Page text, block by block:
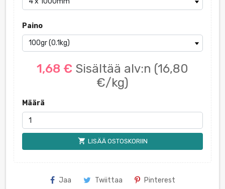
Paino
1,68 € Sisältää alv:n (16,80
€/kg)
Määrä
shopping_cart LISÄÄ OSTOSKORIIN
Jaa Twiittaa Pinterest